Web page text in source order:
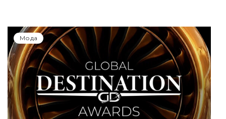
Мода